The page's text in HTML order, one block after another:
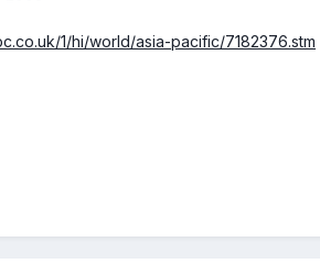
1/hi/world/asia-pacific/7182376.stm